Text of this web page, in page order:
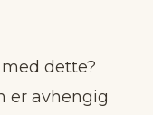
dette?
er avhengig